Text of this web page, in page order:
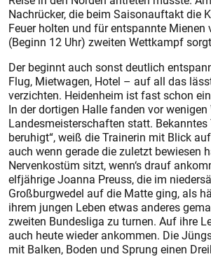
Nachrücker, die beim Saisonauftakt die
Feuer holten und für entspannte Mienen
(Beginn 12 Uhr) zweiten Wettkampf
Der beginnt auch sonst deutlich
Flug, Mietwagen, Hotel – auf all das
verzichten. Heidenheim ist fast schon
In der dortigen Halle fanden vor wenigen
Landesmeisterschaften statt. Bekanntes
beruhigt“, weiß die Trainerin mit Blick
auch wenn gerade die zuletzt bewiesen
Nervenkostüm sitzt, wenn‘s drauf
elfjährige Joanna Preuss, die im
Großburgwedel auf die Matte ging, als
ihrem jungen Leben etwas anderes
zweiten Bundesliga zu turnen. Auf ihre
auch heute wieder ankommen. Die
mit Balken, Boden und Sprung einen